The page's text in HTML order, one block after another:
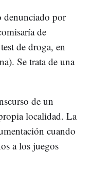
denunciado por
de
de droga, en
Se trata de una
de un
localidad. La
cuando
a los juegos